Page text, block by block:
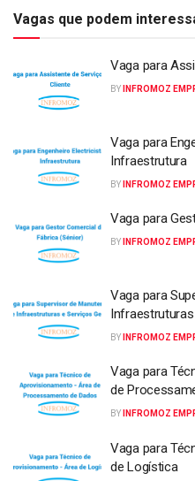
Vagas que podem
Vaga para
BY INFROMOZ
Vaga para
Infraestrutura
BY INFROMOZ
Vaga para
BY INFROMOZ
Vaga para
BY INFROMOZ
Vaga para
de
BY INFROMOZ
Vaga para
de Logística